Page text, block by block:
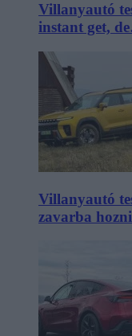
Villanyautó
instant get,
Villanyautó
zavarba hozni